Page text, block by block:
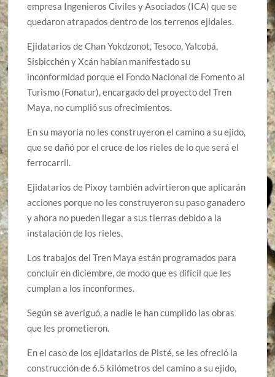
empresa Ingenieros Civiles y Asociados (ICA) que se
quedaron atrapados dentro de los terrenos ejidales.
Ejidatarios de Chan Yokdzonot, Tesoco, Yalcobá,
Sisbicchén y Xcán habían manifestado su
inconformidad porque el Fondo Nacional de Fomento al
Turismo (Fonatur), encargado del proyecto del Tren
Maya, no cumplió sus ofrecimientos.
En su mayoría no les construyeron el camino a su ejido,
que se dañó por el cruce de los rieles de lo que será el
ferrocarril.
Ejidatarios de Pixoy también advirtieron que aplicarán
acciones porque no les construyeron su paso ganadero
y ahora no pueden llegar a sus tierras debido a la
instalación de los rieles.
Los trabajos del Tren Maya están programados para
concluir en diciembre, de modo que es difícil que les
cumplan a los inconformes.
Según se averiguó, a nadie le han cumplido las obras
que les prometieron.
En el caso de los ejidatarios de Pisté, se les ofreció la
construcción de 6.5 kilómetros del camino a su ejido,